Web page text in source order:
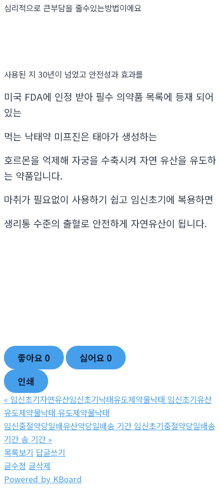
심리적으로 큰부담을 줄수있는방법이에요
사용된 지 30년이 넘었고 안전성과 효과를
미국 FDA에 인정 받아 필수 의약품 목록에 등재 되어
있는
먹는 낙태약 미프진은 태아가 생성하는
호르몬을 억제해 자궁을 수축시켜 자연 유산을 유도하
는 약품입니다.
마취가 필요없이 사용하기 쉽고 임신초기에 복용하면
생리통 수준의 출혈로 안전하게 자연유산이 됩니다.
좋아요 0 싫어요 0
인쇄
« 임신초기자연유산임신초기낙태유도제약물낙태 임신초기유산
유도제약물낙태 유도제약물낙태
임신중절약당일배유산약당일배송 기간 임신초기중절약당일배송
기간 송 기간 »
목록보기 답글쓰기
글수정 글삭제
Powered by KBoard